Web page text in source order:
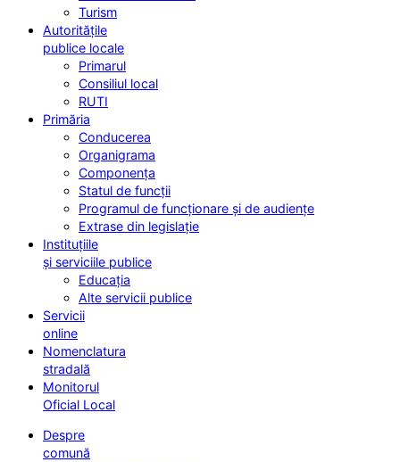
Turism
Autoritățile
publice locale
Primarul
Consiliul local
RUTI
Primăria
Conducerea
Organigrama
Componența
Statul de funcții
Programul de funcționare și de audiențe
Extrase din legislație
Instituțiile
și serviciile publice
Educația
Alte servicii publice
Servicii
online
Nomenclatura
stradală
Monitorul
Oficial Local
Despre
comună